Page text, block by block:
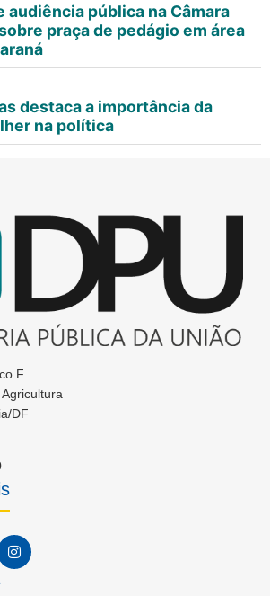
audiência pública na Câmara
praça de pedágio em área
destaca a importância da
na política
F
DF